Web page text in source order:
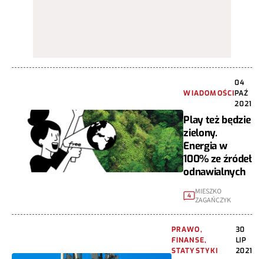
WIADOMOŚCI
04
PAŹ
2021
Play też będzie
zielony.
Energia w
100% ze źródeł
odnawialnych
4
MIESZKO
ZAGAŃCZYK
PRAWO,
FINANSE,
STATYSTYKI
30
LIP
2021